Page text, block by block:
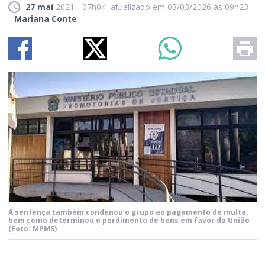
27 mai 2021 - 07h04 atualizado em 03/03/2026 às 09h23
Mariana Conte
A sentença também condenou o grupo ao pagamento de multa,
bem como determinou o perdimento de bens em favor da União
(Foto: MPMS)